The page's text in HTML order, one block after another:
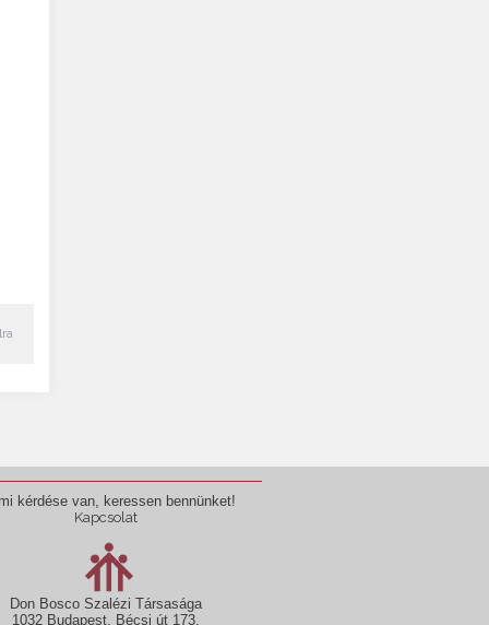
kérdése van, keressen bennünket!
Kapcsolat
Don Bosco Szalézi Társasága
1032 Budapest, Bécsi út 173.